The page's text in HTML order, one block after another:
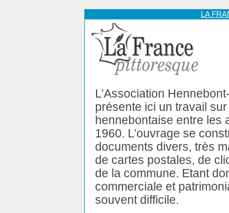
LA
L’Association
présente ici un travail
hennebontaise entre les
1960. L’ouvrage se
documents divers, très
de cartes postales, de
de la commune. Etant
commerciale et
souvent difficile.